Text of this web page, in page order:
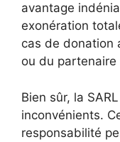
avantage
exonération
cas de donation
ou du partenaire
Bien sûr, la
inconvénients.
responsabilité